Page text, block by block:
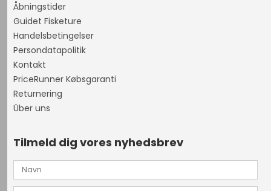
Åbningstider
Guidet Fisketure
Handelsbetingelser
Persondatapolitik
Kontakt
PriceRunner Købsgaranti
Returnering
Über uns
Tilmeld dig vores nyhedsbrev